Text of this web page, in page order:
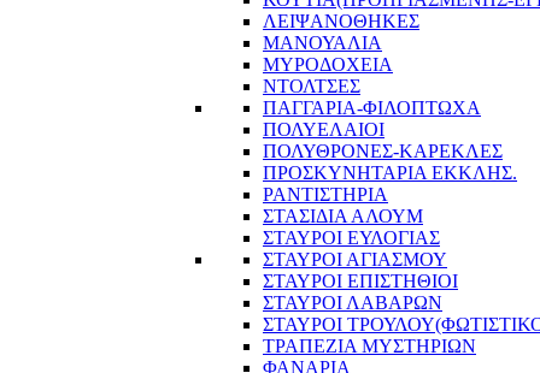
ΛΕΙΨΑΝΟΘΗΚΕΣ
ΜΑΝΟΥΑΛΙΑ
ΜΥΡΟΔΟΧΕΙΑ
ΝΤΟΛΤΣΕΣ
ΠΑΓΓΑΡΙΑ-ΦΙΛΟΠΤΩΧΑ
ΠΟΛΥΕΛΑΙΟΙ
ΠΟΛΥΘΡΟΝΕΣ-ΚΑΡΕΚΛΕΣ
ΠΡΟΣΚΥΝΗΤΑΡΙΑ ΕΚΚΛΗΣ.
ΡΑΝΤΙΣΤΗΡΙΑ
ΣΤΑΣΙΔΙΑ ΑΛΟΥΜ
ΣΤΑΥΡΟΙ ΕΥΛΟΓΙΑΣ
ΣΤΑΥΡΟΙ ΑΓΙΑΣΜΟΥ
ΣΤΑΥΡΟΙ ΕΠΙΣΤΗΘΙΟΙ
ΣΤΑΥΡΟΙ ΛΑΒΑΡΩΝ
ΣΤΑΥΡΟΙ
ΤΡΑΠΕΖΙΑ ΜΥΣΤΗΡΙΩΝ
ΦΑΝΑΡΙΑ